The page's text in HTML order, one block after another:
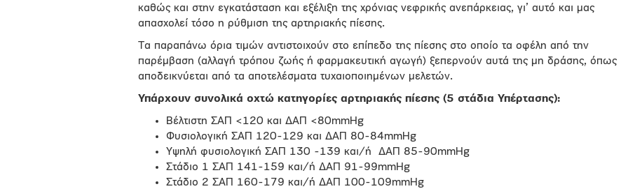
καθώς και στην εγκατάσταση και εξέλιξη της χρόνιας νεφρικής ανεπάρκειας, γι’ αυτό και μας
απασχολεί τόσο η ρύθμιση της αρτηριακής πίεσης.
Τα παραπάνω όρια τιμών αντιστοιχούν στο επίπεδο της πίεσης στο οποίο τα οφέλη από την
παρέμβαση (αλλαγή τρόπου ζωής ή φαρμακευτική αγωγή) ξεπερνούν αυτά της μη δράσης, όπως
αποδεικνύεται από τα αποτελέσματα τυχαιοποιημένων μελετών.
Υπάρχουν συνολικά οχτώ κατηγορίες αρτηριακής πίεσης (5 στάδια Υπέρτασης):
Βέλτιστη ΣΑΠ <120 και ΔΑΠ <80mmHg
Φυσιολογική ΣΑΠ 120-129 και ΔΑΠ 80-84mmHg
Υψηλή φυσιολογική ΣΑΠ 130 -139 και/ή ΔΑΠ 85-90mmHg
Στάδιο 1 ΣΑΠ 141-159 και/ή ΔΑΠ 91-99mmHg
Στάδιο 2 ΣΑΠ 160-179 και/ή ΔΑΠ 100-109mmHg